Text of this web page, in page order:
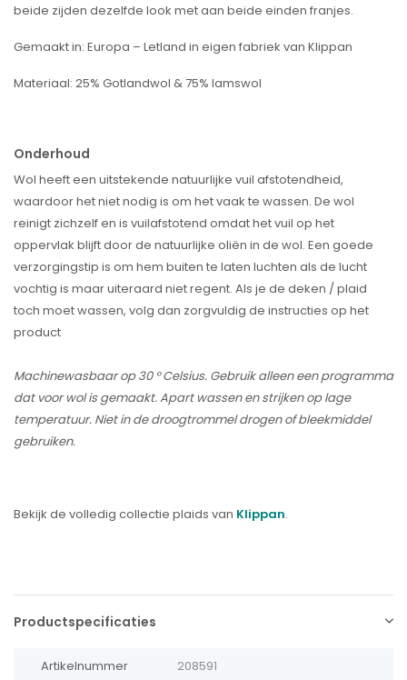
beide zijden dezelfde look met aan beide einden franjes.
Gemaakt in: Europa – Letland in eigen fabriek van Klippan
Materiaal: 25% Gotlandwol & 75% lamswol
Onderhoud
Wol heeft een uitstekende natuurlijke vuil afstotendheid,
waardoor het niet nodig is om het vaak te wassen. De wol
reinigt zichzelf en is vuilafstotend omdat het vuil op het
oppervlak blijft door de natuurlijke oliën in de wol. Een goede
verzorgingstip is om hem buiten te laten luchten als de lucht
vochtig is maar uiteraard niet regent. Als je de deken / plaid
toch moet wassen, volg dan zorgvuldig de instructies op het
product
Machinewasbaar op 30 ° Celsius. Gebruik alleen een programma
dat voor wol is gemaakt. Apart wassen en strijken op lage
temperatuur. Niet in de droogtrommel drogen of bleekmiddel
gebruiken.
Bekijk de volledig collectie plaids van Klippan.
Productspecificaties
Artikelnummer 208591